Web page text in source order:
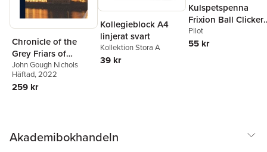
Chronicle of the
Grey Friars of
London
John Gough Nichols
Häftad, 2022
259 kr
Kollegieblock A4
linjerat svart
Kollektion Stora A
39 kr
Kulspetspenna
Frixion Ball Clicker
0.7 svart, raderbar
Pilot
55 kr
Akademibokhandeln